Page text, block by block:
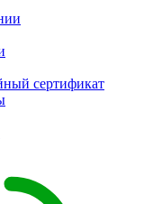
сертификат